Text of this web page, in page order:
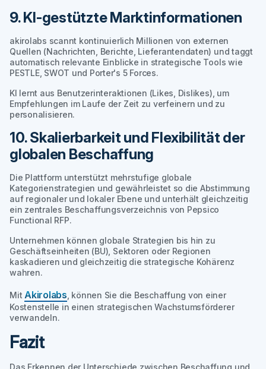
9. KI-gestützte Marktinformationen
akirolabs scannt kontinuierlich Millionen von externen
Quellen (Nachrichten, Berichte, Lieferantendaten) und taggt
automatisch relevante Einblicke in strategische Tools wie
PESTLE, SWOT und Porter's 5 Forces.
KI lernt aus Benutzerinteraktionen (Likes, Dislikes), um
Empfehlungen im Laufe der Zeit zu verfeinern und zu
personalisieren.
10. Skalierbarkeit und Flexibilität der
globalen Beschaffung
Die Plattform unterstützt mehrstufige globale
Kategorienstrategien und gewährleistet so die Abstimmung
auf regionaler und lokaler Ebene und unterhält gleichzeitig
ein zentrales Beschaffungsverzeichnis von Pepsico
Functional RFP.
Unternehmen können globale Strategien bis hin zu
Geschäftseinheiten (BU), Sektoren oder Regionen
kaskadieren und gleichzeitig die strategische Kohärenz
wahren.
Mit Akirolabs , können Sie die Beschaffung von einer
Kostenstelle in einen strategischen Wachstumsförderer
verwandeln.
Fazit
Das Erkennen der Unterschiede zwischen Beschaffung und